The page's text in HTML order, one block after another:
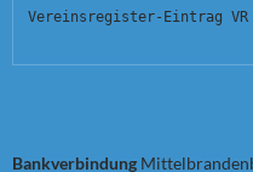
Vereinsregister-Eintrag VR
Bankverbindung